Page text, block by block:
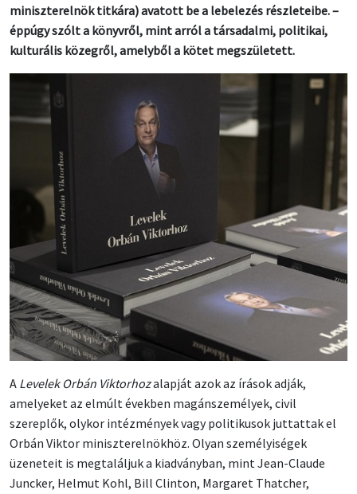
miniszterelnök titkára) avatott be a lebelezés részleteibe. –
éppúgy szólt a könyvről, mint arról a társadalmi, politikai,
kulturális közegről, amelyből a kötet megszületett.
A Levelek Orbán Viktorhozalapját azok az írások adják,
amelyeket az elmúlt években magánszemélyek, civil
szereplők, olykor intézmények vagy politikusok juttattak el
Orbán Viktor miniszterelnökhöz. Olyan személyiségek
üzeneteit is megtaláljuk a kiadványban, mint Jean-Claude
Juncker, Helmut Kohl, Bill Clinton, Margaret Thatcher,